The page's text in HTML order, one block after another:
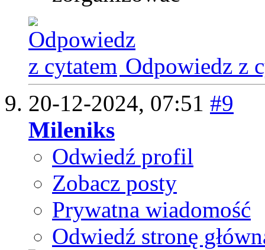
Odpowiedz z
20-12-2024, 07:51 #9
Mileniks
Odwiedź profil
Zobacz posty
Prywatna wiadomość
Odwiedź stronę